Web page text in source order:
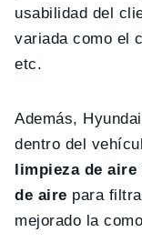
usabilidad del
variada como el
etc.
Además,
dentro del
limpieza de
de aire para
mejorado la